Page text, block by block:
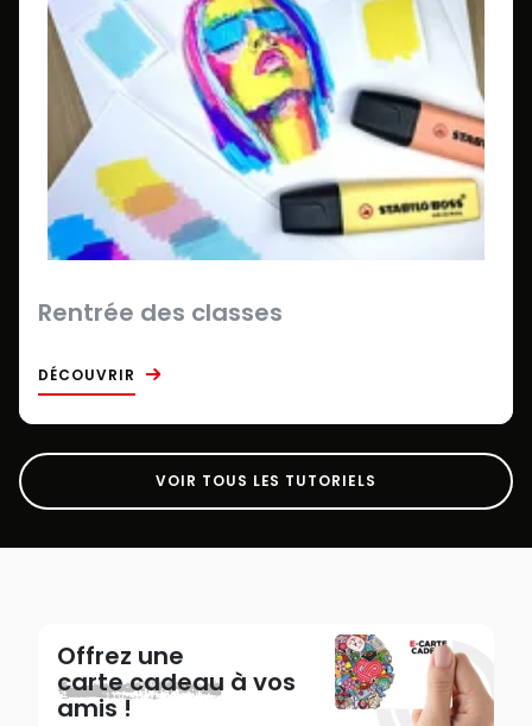
Rentrée des classes
DÉCOUVRIR
VOIR TOUS LES TUTORIELS
Offrez une
carte cadeau à vos
amis !